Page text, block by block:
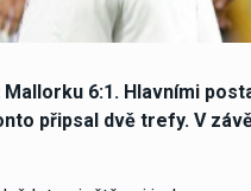
6:1. Hlavními
připsal dvě trefy. V